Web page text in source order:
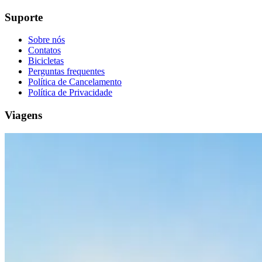
Suporte
Sobre nós
Contatos
Bicicletas
Perguntas frequentes
Política de Cancelamento
Política de Privacidade
Viagens